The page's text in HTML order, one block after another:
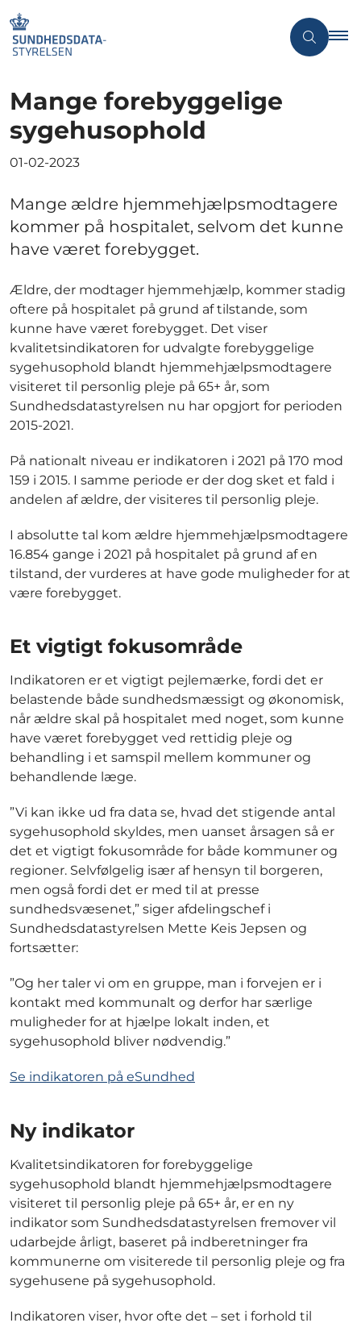
Mange forebyggelige
sygehusophold
01-02-2023
Mange ældre hjemmehjælpsmodtagere
kommer på hospitalet, selvom det kunne
have været forebygget.
Ældre, der modtager hjemmehjælp, kommer stadig
oftere på hospitalet på grund af tilstande, som
kunne have været forebygget. Det viser
kvalitetsindikatoren for udvalgte forebyggelige
sygehusophold blandt hjemmehjælpsmodtagere
visiteret til personlig pleje på 65+ år, som
Sundhedsdatastyrelsen nu har opgjort for perioden
2015-2021.
På nationalt niveau er indikatoren i 2021 på 170 mod
159 i 2015. I samme periode er der dog sket et fald i
andelen af ældre, der visiteres til personlig pleje.
I absolutte tal kom ældre hjemmehjælpsmodtagere
16.854 gange i 2021 på hospitalet på grund af en
tilstand, der vurderes at have gode muligheder for at
være forebygget.
Et vigtigt fokusområde
Indikatoren er et vigtigt pejlemærke, fordi det er
belastende både sundhedsmæssigt og økonomisk,
når ældre skal på hospitalet med noget, som kunne
have været forebygget ved rettidig pleje og
behandling i et samspil mellem kommuner og
behandlende læge.
”Vi kan ikke ud fra data se, hvad det stigende antal
sygehusophold skyldes, men uanset årsagen så er
det et vigtigt fokusområde for både kommuner og
regioner. Selvfølgelig især af hensyn til borgeren,
men også fordi det er med til at presse
sundhedsvæsenet,” siger afdelingschef i
Sundhedsdatastyrelsen Mette Keis Jepsen og
fortsætter:
”Og her taler vi om en gruppe, man i forvejen er i
kontakt med kommunalt og derfor har særlige
muligheder for at hjælpe lokalt inden, et
sygehusophold bliver nødvendig.”
Se indikatoren på eSundhed
Ny indikator
Kvalitetsindikatoren for forebyggelige
sygehusophold blandt hjemmehjælpsmodtagere
visiteret til personlig pleje på 65+ år, er en ny
indikator som Sundhedsdatastyrelsen fremover vil
udarbejde årligt, baseret på indberetninger fra
kommunerne om visiterede til personlig pleje og fra
sygehusene på sygehusophold.
Indikatoren viser, hvor ofte det – set i forhold til